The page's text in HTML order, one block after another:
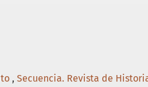
and the
, Secuencia. Revista de